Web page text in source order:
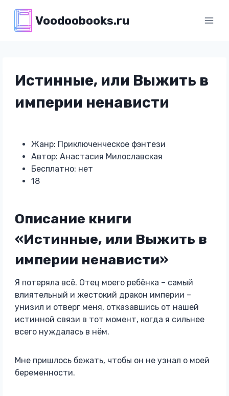
содержимому
Voodoobooks.ru
Истинные, или Выжить в
империи ненависти
Жанр: Приключенческое фэнтези
Автор: Анастасия Милославская
Бесплатно: нет
18
Описание книги
«Истинные, или Выжить в
империи ненависти»
Я потеряла всё. Отец моего ребёнка – самый
влиятельный и жестокий дракон империи –
унизил и отверг меня, отказавшись от нашей
истинной связи в тот момент, когда я сильнее
всего нуждалась в нём.
Мне пришлось бежать, чтобы он не узнал о моей
беременности.